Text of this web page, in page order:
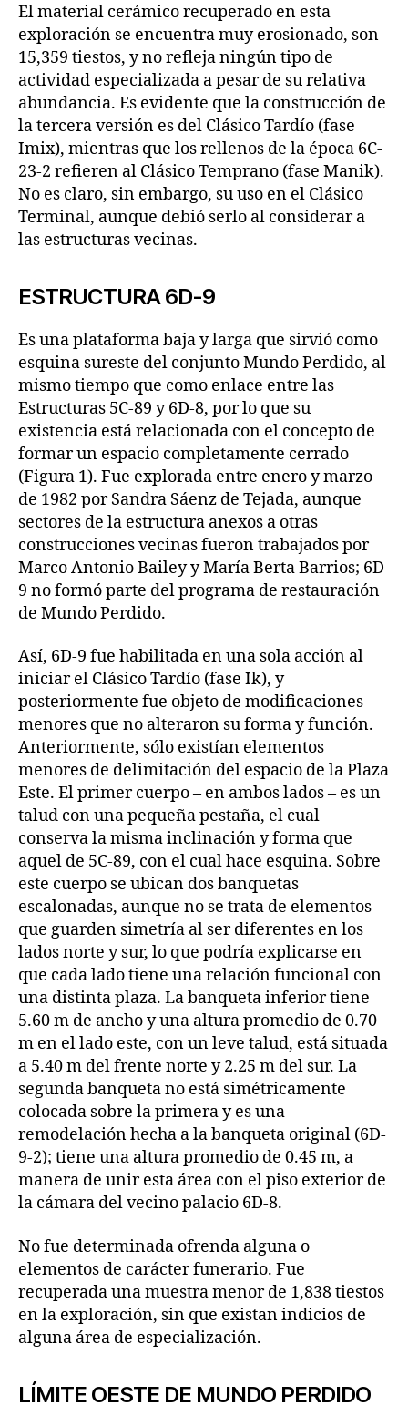
El material cerámico recuperado en esta
exploración se encuentra muy erosionado, son
15,359 tiestos, y no refleja ningún tipo de
actividad especializada a pesar de su relativa
abundancia. Es evidente que la construcción de
la tercera versión es del Clásico Tardío (fase
Imix), mientras que los rellenos de la época 6C-
23-2 refieren al Clásico Temprano (fase Manik).
No es claro, sin embargo, su uso en el Clásico
Terminal, aunque debió serlo al considerar a
las estructuras vecinas.
ESTRUCTURA 6D-9
Es una plataforma baja y larga que sirvió como
esquina sureste del conjunto Mundo Perdido, al
mismo tiempo que como enlace entre las
Estructuras 5C-89 y 6D-8, por lo que su
existencia está relacionada con el concepto de
formar un espacio completamente cerrado
(Figura 1). Fue explorada entre enero y marzo
de 1982 por Sandra Sáenz de Tejada, aunque
sectores de la estructura anexos a otras
construcciones vecinas fueron trabajados por
Marco Antonio Bailey y María Berta Barrios; 6D-
9 no formó parte del programa de restauración
de Mundo Perdido.
Así, 6D-9 fue habilitada en una sola acción al
iniciar el Clásico Tardío (fase Ik), y
posteriormente fue objeto de modificaciones
menores que no alteraron su forma y función.
Anteriormente, sólo existían elementos
menores de delimitación del espacio de la Plaza
Este. El primer cuerpo – en ambos lados – es un
talud con una pequeña pestaña, el cual
conserva la misma inclinación y forma que
aquel de 5C-89, con el cual hace esquina. Sobre
este cuerpo se ubican dos banquetas
escalonadas, aunque no se trata de elementos
que guarden simetría al ser diferentes en los
lados norte y sur, lo que podría explicarse en
que cada lado tiene una relación funcional con
una distinta plaza. La banqueta inferior tiene
5.60 m de ancho y una altura promedio de 0.70
m en el lado este, con un leve talud, está situada
a 5.40 m del frente norte y 2.25 m del sur. La
segunda banqueta no está simétricamente
colocada sobre la primera y es una
remodelación hecha a la banqueta original (6D-
9-2); tiene una altura promedio de 0.45 m, a
manera de unir esta área con el piso exterior de
la cámara del vecino palacio 6D-8.
No fue determinada ofrenda alguna o
elementos de carácter funerario. Fue
recuperada una muestra menor de 1,838 tiestos
en la exploración, sin que existan indicios de
alguna área de especialización.
LÍMITE OESTE DE MUNDO PERDIDO